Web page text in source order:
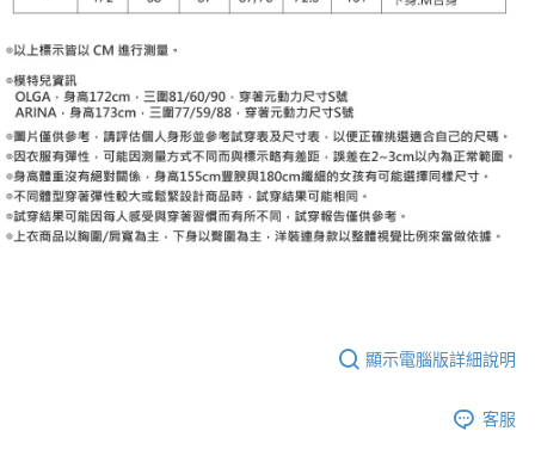
顯示電腦版詳細說明
客服